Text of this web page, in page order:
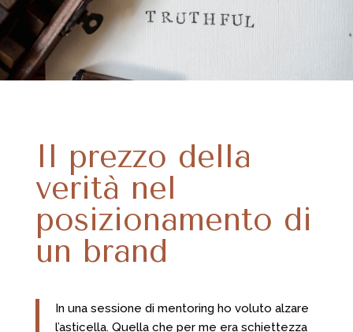
Il prezzo della
verità nel
posizionamento di
un brand
In una sessione di mentoring ho voluto alzare
l’asticella. Quella che per me era schiettezza